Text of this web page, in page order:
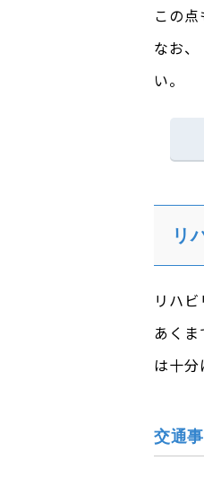
この点
なお
い。
リ
リハ
あく
は十分
交通